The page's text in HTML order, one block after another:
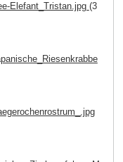
Elefant_Tristan.jpg (3